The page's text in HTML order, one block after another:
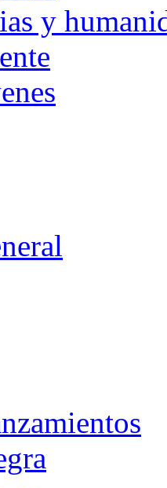
y